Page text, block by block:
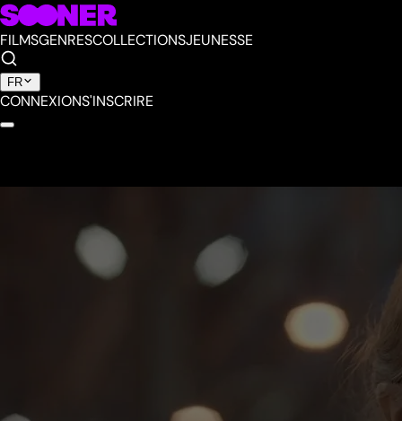
FILMSGENRESCOLLECTIONSJEUNESSE
FR
CONNEXIONS'INSCRIRE